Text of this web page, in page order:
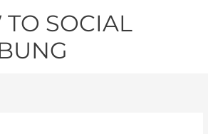
TO SOCIAL